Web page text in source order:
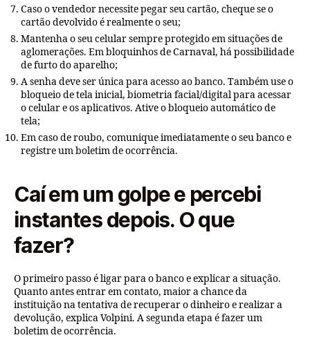
Caso o vendedor necessite pegar seu cartão, cheque se o
cartão devolvido é realmente o seu;
Mantenha o seu celular sempre protegido em situações de
aglomerações. Em bloquinhos de Carnaval, há possibilidade
de furto do aparelho;
A senha deve ser única para acesso ao banco. Também use o
bloqueio de tela inicial, biometria facial/digital para acessar
o celular e os aplicativos. Ative o bloqueio automático de
tela;
Em caso de roubo, comunique imediatamente o seu banco e
registre um boletim de ocorrência.
Caí em um golpe e percebi
instantes depois. O que
fazer?
O primeiro passo é ligar para o banco e explicar a situação.
Quanto antes entrar em contato, maior a chance da
instituição na tentativa de recuperar o dinheiro e realizar a
devolução, explica Volpini. A segunda etapa é fazer um
boletim de ocorrência.